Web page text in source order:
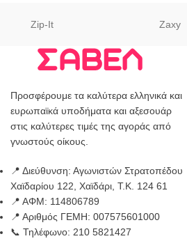
Zip-It Zaxy
Προσφέρουμε τα καλύτερα ελληνικά και
ευρωπαϊκά υποδήματα και αξεσουάρ
στις καλύτερες τιμές της αγοράς από
γνωστούς οίκους.
📍 Διεύθυνση: Αγωνιστών Στρατοπέδου
Χαϊδαρίου 122, Χαϊδάρι, Τ.Κ. 124 61
📍 ΑΦΜ: 114806789
📍 Αριθμός ΓΕΜΗ: 007575601000
📞 Τηλέφωνο: 210 5821427